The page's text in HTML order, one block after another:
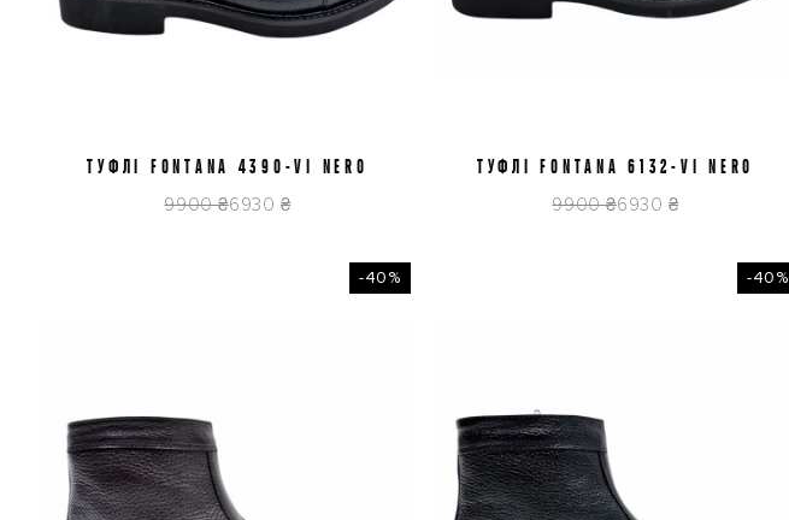
41 42
ТУФЛІ FONTANA 4390-VI NERO
9900 ₴6930 ₴
41 434445
ТУФЛІ FONTANA 6132-VI NERO
9900 ₴6930 ₴
-40% -40%